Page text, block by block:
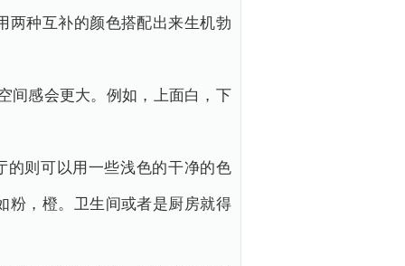
两种互补的颜色搭配出来生机勃
间感会更大。例如，上面白，下
的则可以用一些浅色的干净的色
粉，橙。卫生间或者是厨房就得